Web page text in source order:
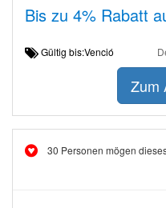
Bis zu 4% Rabatt
Gültig bis:Venció
Zum
30 Personen mögen